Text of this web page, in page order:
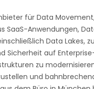
für Data
SaaS-Anwendungen,
Data Lakes,
Sicherheit auf
zu
und